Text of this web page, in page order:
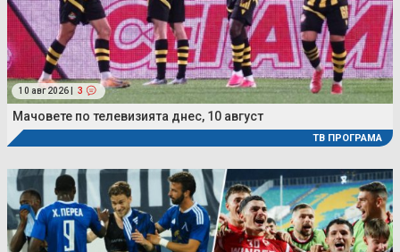
10 авг 2026 | 3
Мачовете по телевизията днес, 10 август
ТВ ПРОГРАМА